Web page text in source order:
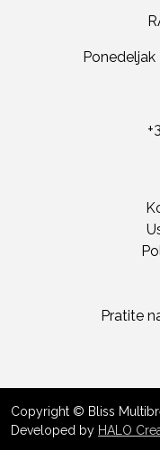
Ponedeljak
Pratite
Copyright © Bliss
Developed by HALO